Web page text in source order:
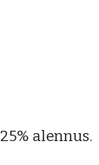
alennus.